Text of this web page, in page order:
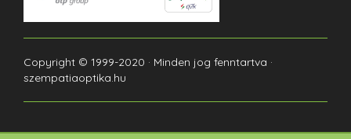
Copyright © 1999-2020 · Minden jog fenntartva ·
szempatiaoptika.hu